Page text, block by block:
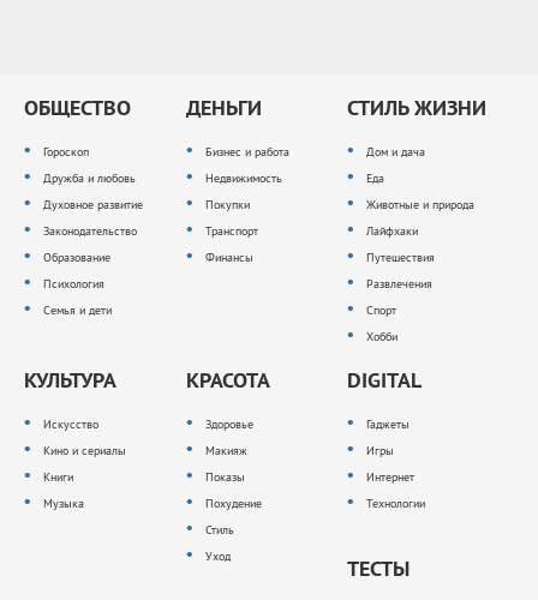
ОБЩЕСТВО
Гороскоп
Дружба и любовь
Духовное развитие
Законодательство
Образование
Психология
Семья и дети
ДЕНЬГИ
Бизнес и работа
Недвижимость
Покупки
Транспорт
Финансы
СТИЛЬ ЖИЗНИ
Дом и дача
Еда
Животные и природа
Лайфхаки
Путешествия
Развлечения
Спорт
Хобби
КУЛЬТУРА
Искусство
Кино и сериалы
Книги
Музыка
КРАСОТА
Здоровье
Макияж
Показы
Похудение
Стиль
Уход
DIGITAL
Гаджеты
Игры
Интернет
Технологии
ТЕСТЫ